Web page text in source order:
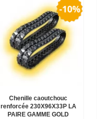
Chenille caoutchouc
renforcée 230X96X33P LA
PAIRE GAMME GOLD